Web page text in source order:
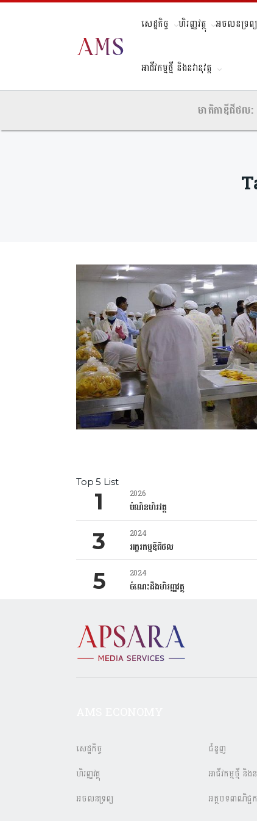
សេដ្ឋកិច្ច ហិរញ្ញវត្ថុ អចលនទ្រព្យ
អាជីវកម្មថ្មី និងនវានុវត្ត
មាតិកាឌីជីថល:
Top 5 List
2026
បំណិនហិរវត្ថុ
2024
អក្ខរកម្មឌីជីថល
2024
ចំណេះដឹងហិរញ្ញវត្ថុ
សេដ្ឋកិច្ច
ហិរញ្ញវត្ថុ
អចលនទ្រព្យ
ជំនួញ
អាជីវកម្មថ្មី និងន
អត្ថបទពាណិជ្ជក